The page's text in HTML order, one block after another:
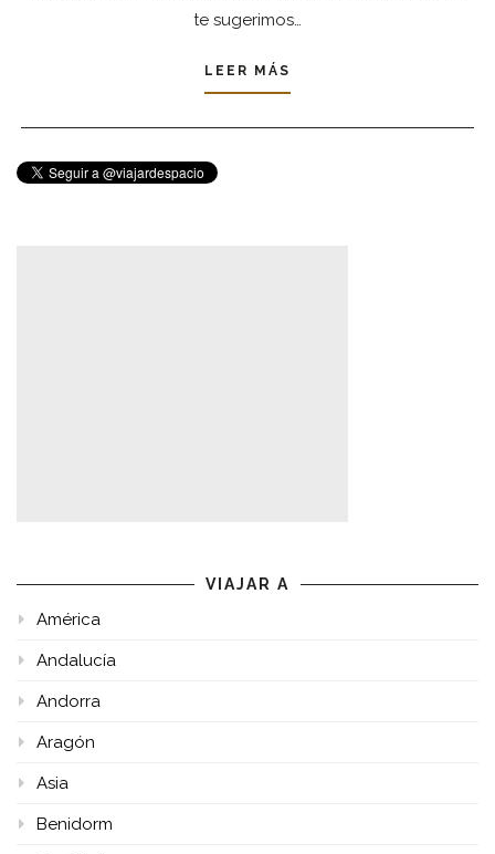
te sugerimos…
LEER MÁS
VIAJAR A
América
Andalucía
Andorra
Aragón
Asia
Benidorm